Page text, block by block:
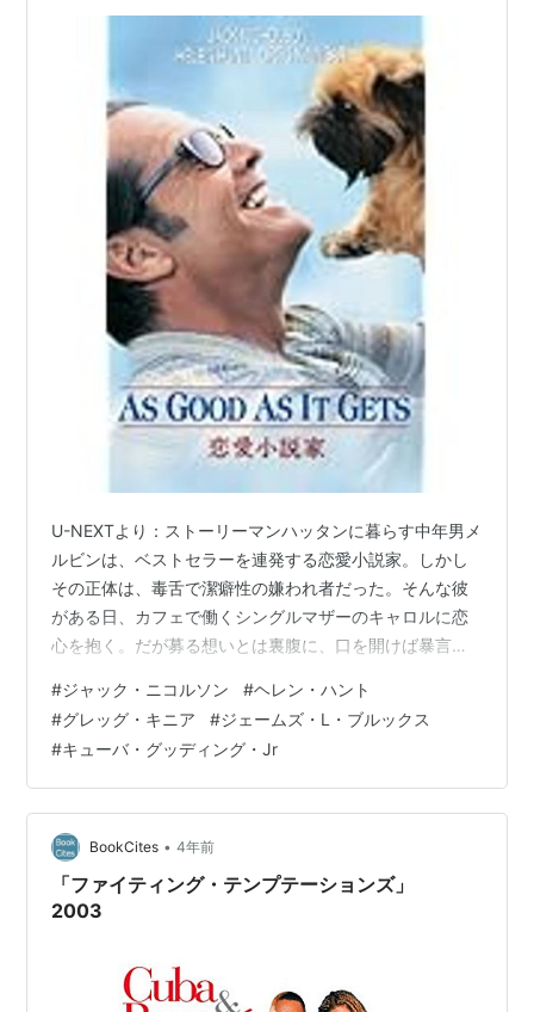
U-NEXTより：ストーリーマンハッタンに暮らす中年男メ
ルビンは、ベストセラーを連発する恋愛小説家。しかし
その正体は、毒舌で潔癖性の嫌われ者だった。そんな彼
がある日、カフェで働くシングルマザーのキャロルに恋
心を抱く。だが募る想いとは裏腹に、口を開けば暴言ば
Amazon GYAO 恋愛小説家 | 映画 | GYAO!ストア
#ジャック・ニコルソン #ヘレン・ハント
#グレッグ・キニア #ジェームズ・L・ブルックス
#キューバ・グッディング・Jr
BookCites • 4年前
「ファイティング・テンプテーションズ」
2003